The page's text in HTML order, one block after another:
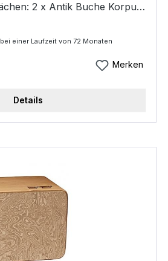
2 x Antik Buche Korpus:
x 30cm x 50cm 2inone-
Die neue multifunktionale
mit peruanischem Cajon-
Spielmöglichkeiten.
Variationen bis zu
Snare- und Bass-
Cajon-Charakter. die
mit perkussiven,
Snaretechnik ermöglicht
bis zu traditionellen
einer Laufzeit von 72 Monaten
Merken
Details